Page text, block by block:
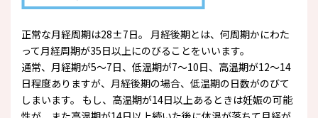
正常な月経周期は28±7日。 月経後期とは、何周期かにわた
って月経周期が35日以上にのびることをいいます。
通常、月経期が5～7日、低温期が7～10日、高温期が12～14
日程度ありますが、月経後期の場合、低温期の日数がのびて
しまいます。 もし、高温期が14日以上あるときは妊娠の可能